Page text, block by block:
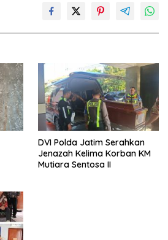
DVI Polda Jatim Serahkan
Jenazah Kelima Korban KM
Mutiara Sentosa II